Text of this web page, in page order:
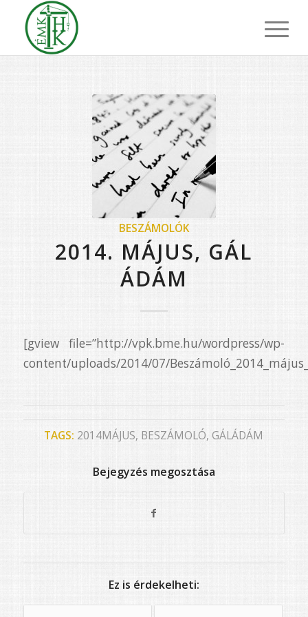
BESZÁMOLÓK
2014. MÁJUS, GÁL
ÁDÁM
[gview file=”http://vpk.bme.hu/wordpress/wp-
content/uploads/2014/07/
TAGS: 2014MÁJUS, BESZÁMOLÓ, GÁLÁDÁM
Bejegyzés megosztása
Ez is érdekelheti: